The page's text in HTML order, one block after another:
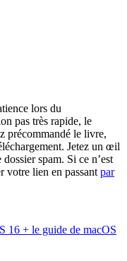
lors du
pas très rapide, le
précommandé le livre,
Jetez un œil
spam. Si ce n’est
votre lien en passant par
16 + le guide de macOS